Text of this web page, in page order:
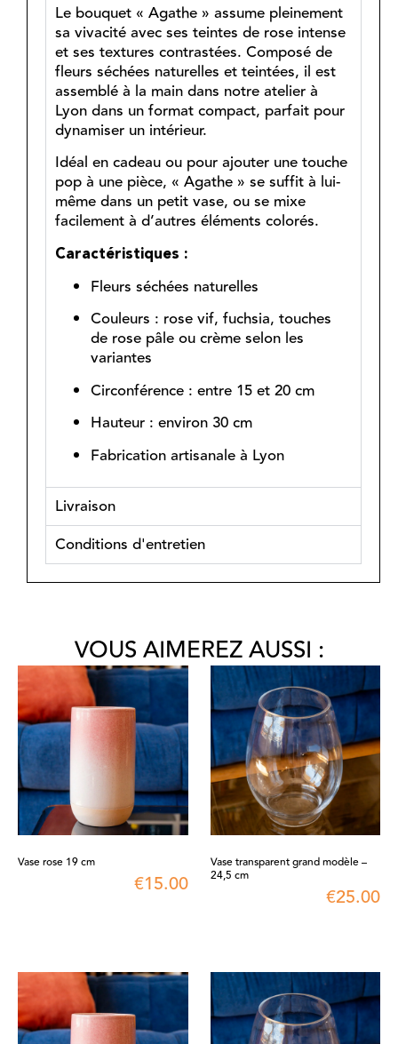
Le bouquet « Agathe » assume pleinement
sa vivacité avec ses teintes de rose intense
et ses textures contrastées. Composé de
fleurs séchées naturelles et teintées, il est
assemblé à la main dans notre atelier à
Lyon dans un format compact, parfait pour
dynamiser un intérieur.
Idéal en cadeau ou pour ajouter une touche
pop à une pièce, « Agathe » se suffit à lui-
même dans un petit vase, ou se mixe
facilement à d’autres éléments colorés.
Caractéristiques :
Fleurs séchées naturelles
Couleurs : rose vif, fuchsia, touches
de rose pâle ou crème selon les
variantes
Circonférence : entre 15 et 20 cm
Hauteur : environ 30 cm
Fabrication artisanale à Lyon
Livraison
Conditions d'entretien
VOUS AIMEREZ AUSSI :
Vase rose 19 cm
€15.00
Vase transparent grand modèle –
24,5 cm
€25.00